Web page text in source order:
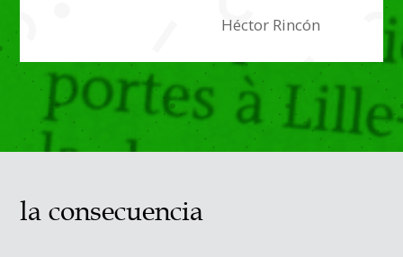
Héctor Rincón
la consecuencia